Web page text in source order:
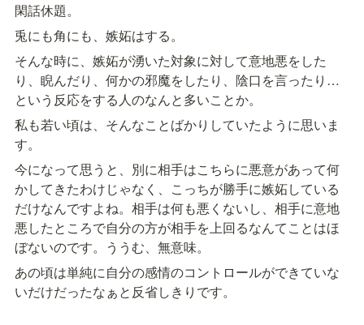
閑話休題。
兎にも角にも、嫉妬はする。
そんな時に、嫉妬が湧いた対象に対して意地悪をした
り、睨んだり、何かの邪魔をしたり、陰口を言ったり…
という反応をする人のなんと多いことか。
私も若い頃は、そんなことばかりしていたように思いま
す。
今になって思うと、別に相手はこちらに悪意があって何
かしてきたわけじゃなく、こっちが勝手に嫉妬している
だけなんですよね。相手は何も悪くないし、相手に意地
悪したところで自分の方が相手を上回るなんてことはほ
ぼないのです。ううむ、無意味。
あの頃は単純に自分の感情のコントロールができていな
いだけだったなぁと反省しきりです。